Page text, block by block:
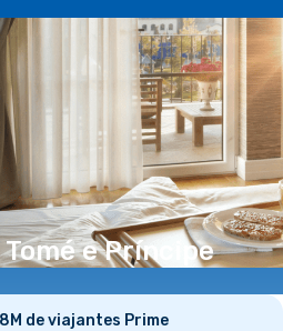
PT(€)
e Príncipe
de viajantes Prime